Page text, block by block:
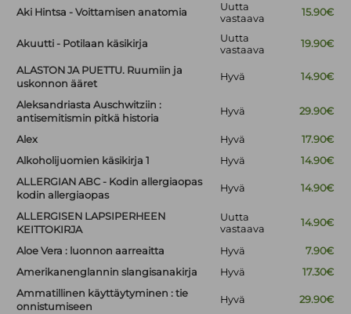
Aki Hintsa - Voittamisen anatomia
Uutta
vastaava
15.90€
Akuutti - Potilaan käsikirja
Uutta
vastaava
19.90€
ALASTON JA PUETTU. Ruumiin ja
uskonnon ääret
Hyvä 14.90€
Aleksandriasta Auschwitziin :
antisemitismin pitkä historia
Hyvä 29.90€
Alex Hyvä
17.90€
Alkoholijuomien käsikirja 1
Hyvä
14.90€
ALLERGIAN ABC - Kodin allergiaopas
kodin allergiaopas
Hyvä 14.90€
ALLERGISEN LAPSIPERHEEN
KEITTOKIRJA
Uutta
vastaava
14.90€
Aloe Vera : luonnon aarreaitta Hyvä
7.90€
Amerikanenglannin slangisanakirja
Hyvä
17.30€
Ammatillinen käyttäytyminen : tie
onnistumiseen
Hyvä 29.90€